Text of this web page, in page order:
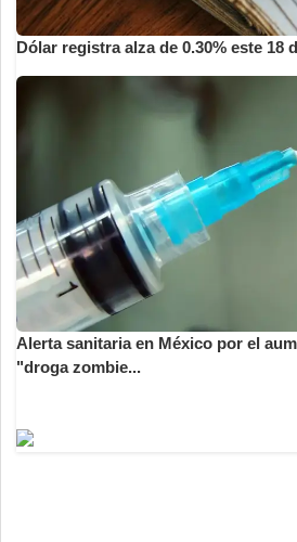
Dólar registra alza de 0.30% este 18
Alerta sanitaria en México por el
"droga zombie...